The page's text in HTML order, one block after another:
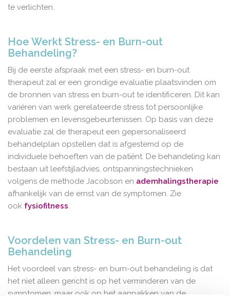
te verlichten.
Hoe Werkt Stress- en Burn-out
Behandeling?
Bij de eerste afspraak met een stress- en burn-out
therapeut zal er een grondige evaluatie plaatsvinden om
de bronnen van stress en burn-out te identificeren. Dit kan
variëren van werk gerelateerde stress tot persoonlijke
problemen en levensgebeurtenissen. Op basis van deze
evaluatie zal de therapeut een gepersonaliseerd
behandelplan opstellen dat is afgestemd op de
individuele behoeften van de patiënt. De behandeling kan
bestaan uit leefstijladvies, ontspanningstechnieken
volgens de methode Jacobson en ademhalingstherapie
afhankelijk van de ernst van de symptomen. Zie
ook fysiofitness.
Voordelen van Stress- en Burn-out
Behandeling
Het voordeel van stress- en burn-out behandeling is dat
het niet alleen gericht is op het verminderen van de
symptomen, maar ook op het aanpakken van de